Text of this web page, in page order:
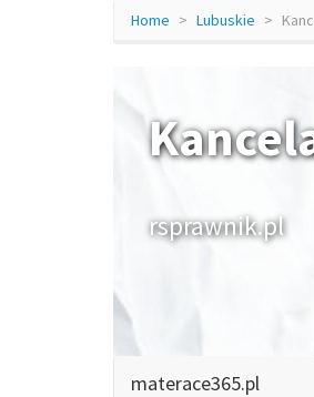
Home Lubuskie
rsprawnik.pl
materace365.pl